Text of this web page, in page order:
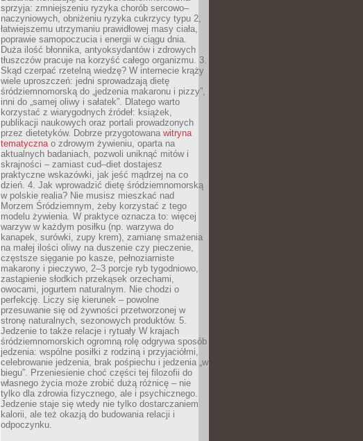
sprzyja: zmniejszeniu ryzyka chorób sercowo–
naczyniowych, obniżeniu ryzyka cukrzycy typu 2,
łatwiejszemu utrzymaniu prawidłowej masy ciała,
poprawie samopoczucia i energii w ciągu dnia.
Duża ilość błonnika, antyoksydantów i zdrowych
tłuszczów pracuje na korzyść całego organizmu. 3.
Skąd czerpać rzetelną wiedzę? W internecie krąży
wiele uproszczeń: jedni sprowadzają dietę
śródziemnomorską do „jedzenia makaronu i pizzy”,
inni do „samej oliwy i sałatek”. Dlatego warto
korzystać z wiarygodnych źródeł: książek,
publikacji naukowych oraz portali prowadzonych
przez dietetyków. Dobrze przygotowana witryna
tematycznao zdrowym żywieniu, oparta na
aktualnych badaniach, pozwoli uniknąć mitów i
skrajności – zamiast cud–diet dostajesz
praktyczne wskazówki, jak jeść mądrzej na co
dzień. 4. Jak wprowadzić dietę śródziemnomorską
w polskie realia? Nie musisz mieszkać nad
Morzem Śródziemnym, żeby korzystać z tego
modelu żywienia. W praktyce oznacza to: więcej
warzyw w każdym posiłku (np. warzywa do
kanapek, surówki, zupy krem), zamianę smażenia
na małej ilości oliwy na duszenie czy pieczenie,
częstsze sięganie po kasze, pełnoziarniste
makarony i pieczywo, 2–3 porcje ryb tygodniowo,
zastąpienie słodkich przekąsek orzechami,
owocami, jogurtem naturalnym. Nie chodzi o
perfekcję. Liczy się kierunek – powolne
przesuwanie się od żywności przetworzonej w
stronę naturalnych, sezonowych produktów. 5.
Jedzenie to także relacje i rytuały W krajach
śródziemnomorskich ogromną rolę odgrywa sposób
jedzenia: wspólne posiłki z rodziną i przyjaciółmi,
celebrowanie jedzenia, brak pośpiechu i jedzenia „w
biegu”. Przeniesienie choć części tej filozofii do
własnego życia może zrobić dużą różnicę – nie
tylko dla zdrowia fizycznego, ale i psychicznego.
Jedzenie staje się wtedy nie tylko dostarczaniem
kalorii, ale też okazją do budowania relacji i
odpoczynku.